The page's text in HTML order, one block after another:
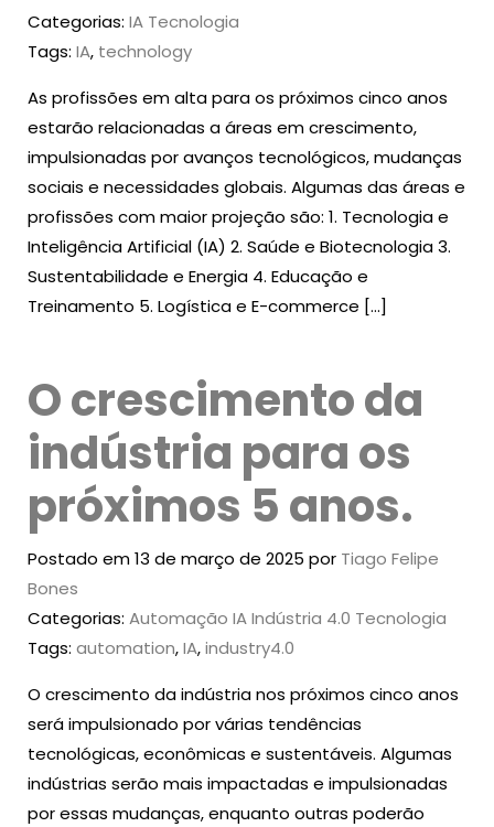
Categorias: IA Tecnologia
Tags: IA, technology
As profissões em alta para os próximos cinco anos
estarão relacionadas a áreas em crescimento,
impulsionadas por avanços tecnológicos, mudanças
sociais e necessidades globais. Algumas das áreas e
profissões com maior projeção são: 1. Tecnologia e
Inteligência Artificial (IA) 2. Saúde e Biotecnologia 3.
Sustentabilidade e Energia 4. Educação e
Treinamento 5. Logística e E-commerce […]
O crescimento da
indústria para os
próximos 5 anos.
Postado em 13 de março de 2025 por Tiago Felipe
Bones
Categorias: Automação IAIndústria 4.0 Tecnologia
Tags: automation,IA,industry4.0
O crescimento da indústria nos próximos cinco anos
será impulsionado por várias tendências
tecnológicas, econômicas e sustentáveis. Algumas
indústrias serão mais impactadas e impulsionadas
por essas mudanças, enquanto outras poderão